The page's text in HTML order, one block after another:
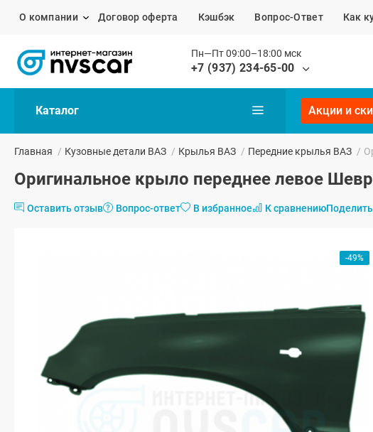
О компании Договор оферта Кэшбэк Вопрос-Ответ Как
Пн—Пт 09:00–18:00 мск
+7 (937) 234-65-00
Каталог Акции и
Главная / Кузовные детали ВАЗ / Крылья ВАЗ / Передние крылья ВАЗ /
Оригинальное крыло переднее левое
Оставить отзыв Вопрос-ответ В избранное К сравнению
-49%